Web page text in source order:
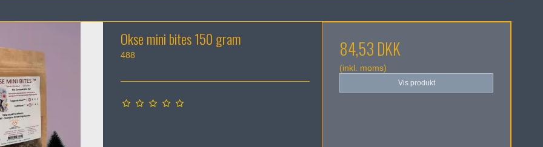
Okse mini bites 150 gram
488 84,53 DKK
(inkl. moms)
Vis produkt